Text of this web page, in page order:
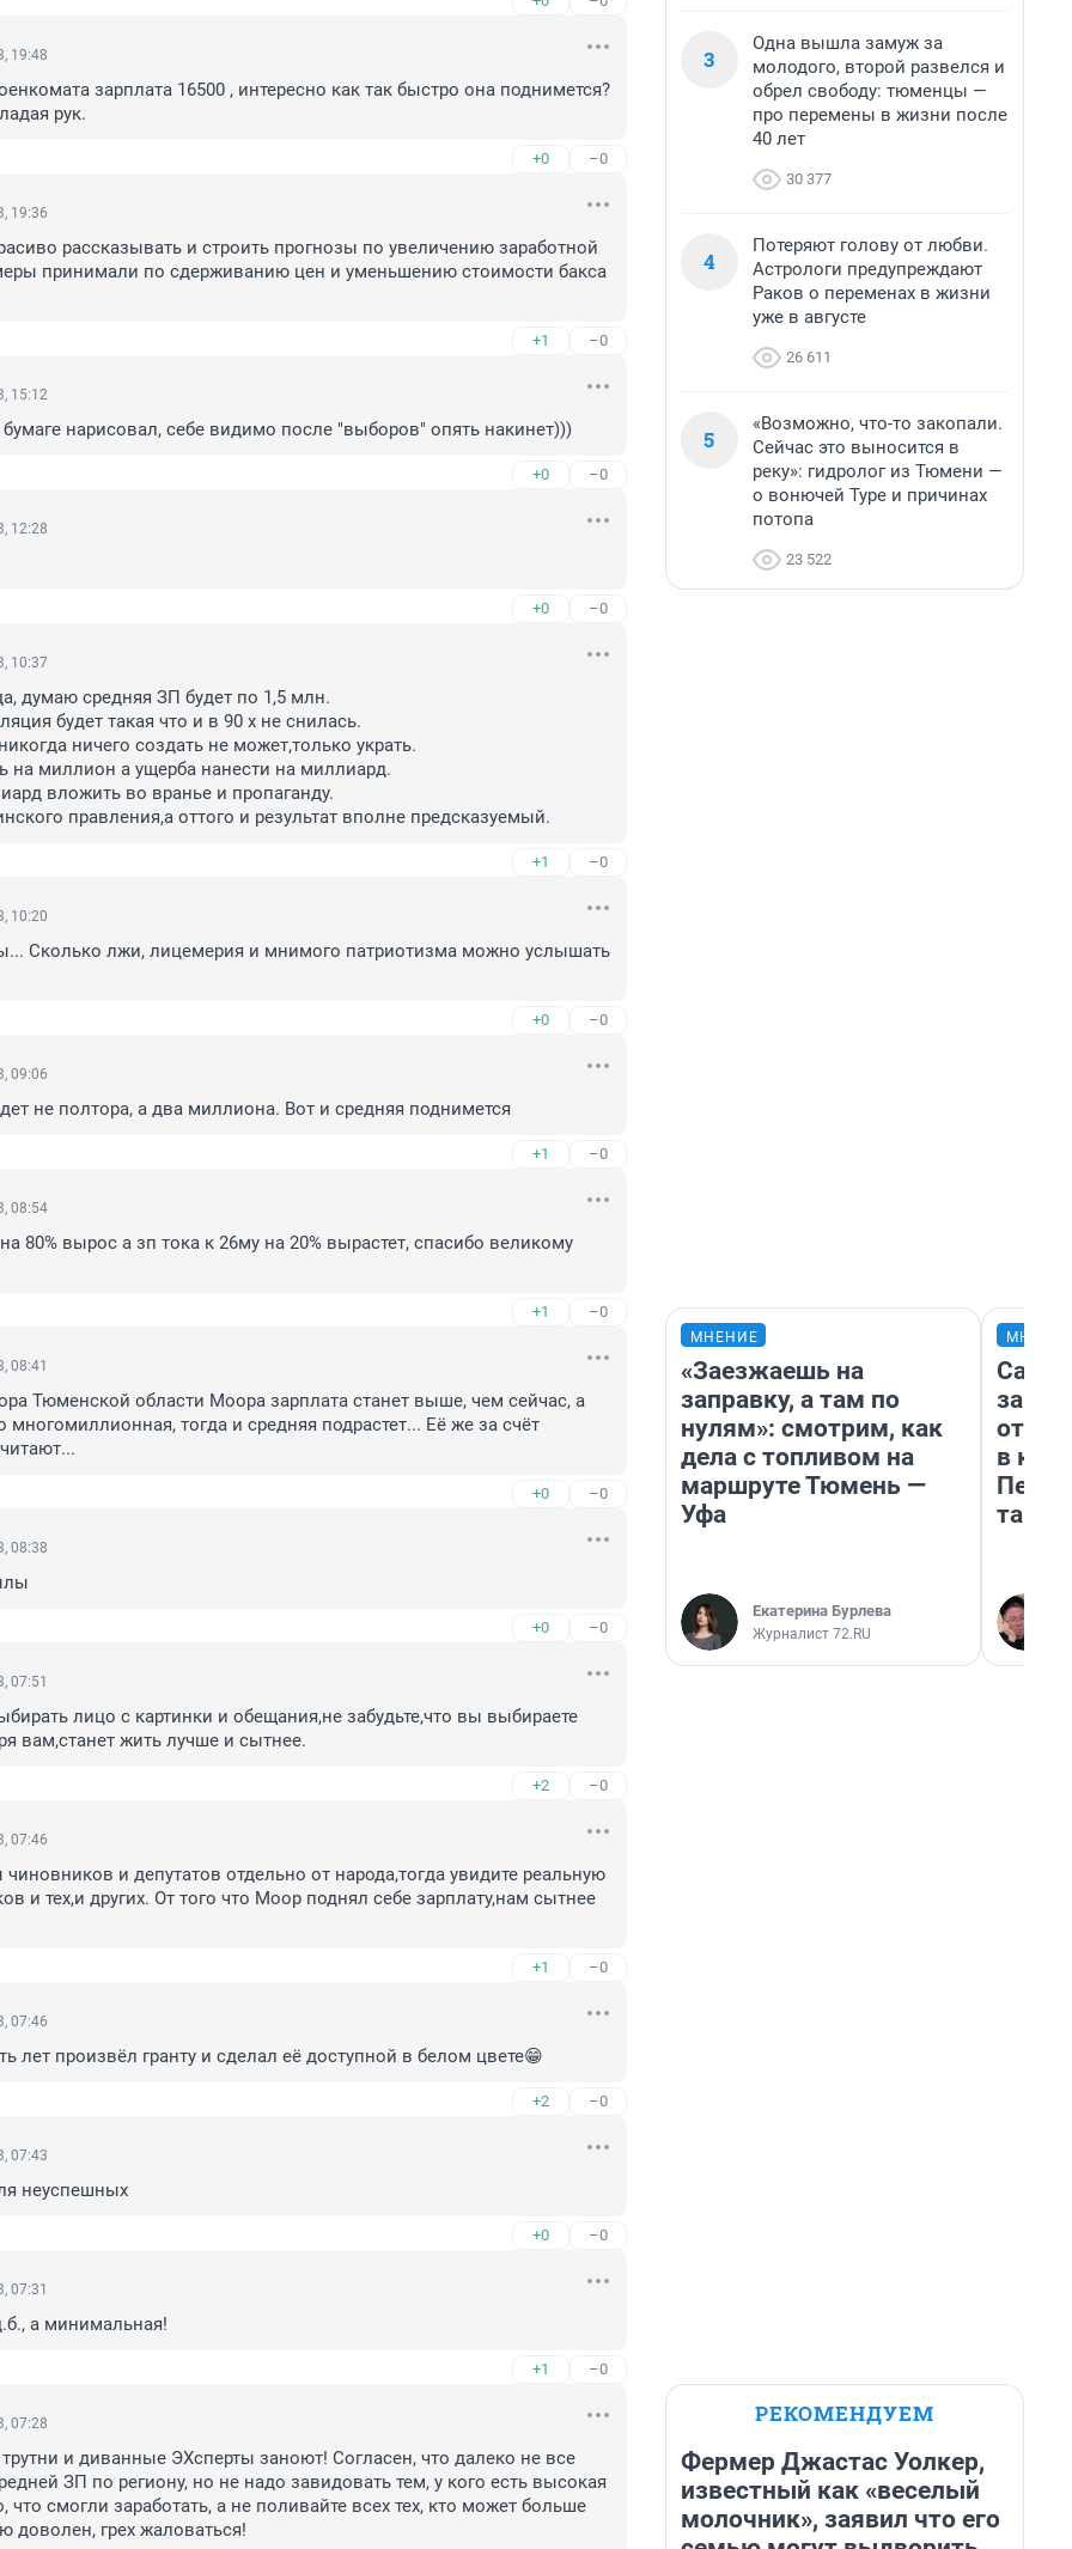
19:48
зарплата 16500 , интересно как так быстро она поднимется?
рук.
+0 –0
19:36
рассказывать и строить прогнозы по увеличению заработной
принимали по сдерживанию цен и уменьшению стоимости бакса
+1 –0
15:12
нарисовал, себе видимо после "выборов" опять накинет)))
+0 –0
12:28
+0 –0
10:37
думаю средняя ЗП будет по 1,5 млн.
будет такая что и в 90 х не снилась.
ничего создать не может,только украть.
на миллион а ущерба нанести на миллиард.
вложить во вранье и пропаганду.
правления,а оттого и результат вполне предсказуемый.
+1 –0
10:20
Сколько лжи, лицемерия и мнимого патриотизма можно услышать
+0 –0
09:06
не полтора, а два миллиона. Вот и средняя поднимется
+1 –0
08:54
80% вырос а зп тока к 26му на 20% вырастет, спасибо великому
+1 –0
08:41
Тюменской области Моора зарплата станет выше, чем сейчас, а
многомиллионная, тогда и средняя подрастет... Её же за счёт
+0 –0
08:38
+0 –0
07:51
лицо с картинки и обещания,не забудьте,что вы выбираете
вам,станет жить лучше и сытнее.
+2 –0
07:46
и депутатов отдельно от народа,тогда увидите реальную
и тех,и других. От того что Моор поднял себе зарплату,нам сытнее
+1 –0
07:46
лет произвёл гранту и сделал её доступной в белом цвете😁
+2 –0
07:43
неуспешных
+0 –0
07:31
а минимальная!
+1 –0
07:28
трутни и диванные ЭХсперты заноют! Согласен, что далеко не все
ЗП по региону, но не надо завидовать тем, у кого есть высокая
смогли заработать, а не поливайте всех тех, кто может больше
доволен, грех жаловаться!
3
Одна вышла замуж за
молодого, второй развелся и
обрел свободу: тюменцы —
про перемены в жизни после
40 лет
30 377
4
Потеряют голову от любви.
Астрологи предупреждают
Раков о переменах в жизни
уже в августе
26 611
5
«Возможно, что-то закопали.
Сейчас это выносится в
реку»: гидролог из Тюмени —
о вонючей Туре и причинах
потопа
23 522
МНЕНИЕ
«Заезжаешь на
заправку, а там по
нулям»: смотрим, как
дела с топливом на
маршруте Тюмень —
Уфа
Екатерина Бурлева
Журналист 72.RU
в
там
РЕКОМЕНДУЕМ
Фермер Джастас Уолкер,
известный как «веселый
молочник», заявил что его